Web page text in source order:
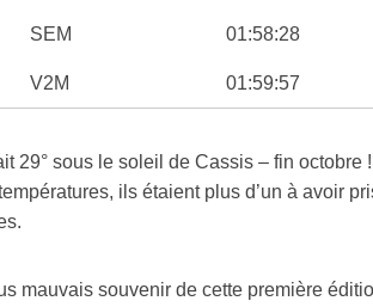
SEM 01:58:28
V2M 01:59:57
29° sous le soleil de Cassis – fin
ils étaient plus d’un à avoir
mauvais souvenir de cette première